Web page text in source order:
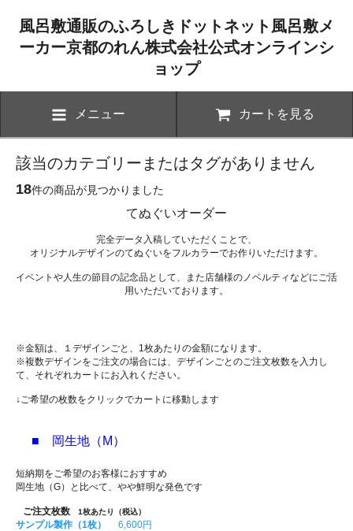
風呂敷通販のふろしきドットネット風呂敷メ
ーカー京都のれん株式会社公式オンラインシ
ョップ
メニュー カートを見る
該当のカテゴリーまたはタグがありません
18件の商品が見つかりました
てぬぐいオーダー
完全データ入稿していただくことで、
オリジナルデザインのてぬぐいをフルカラーでお作りいただけます。
イベントや人生の節目の記念品として、また店舗様のノベルティなどにご活
用いただいております。
※金額は、１デザインごと、1枚あたりの金額になります。
※複数デザインをご注文の場合には、デザインごとのご注文枚数を入力し
て、それぞれカートにお入れください。
↓ご希望の枚数をクリックでカートに移動します
■ 岡生地（M）
短納期をご希望のお客様におすすめ
岡生地（G）と比べて、やや鮮明な発色です
ご注文枚数1枚あたり（税込）
サンプル製作（1枚）
6,600円